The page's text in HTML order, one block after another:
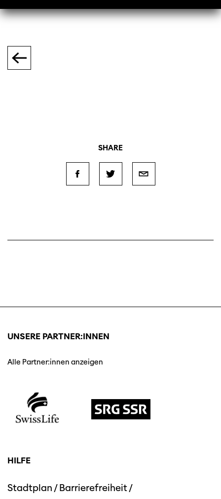
SHARE
UNSERE PARTNER:INNEN
Alle Partner:innen anzeigen
HILFE
Stadtplan /Barrierefreiheit/